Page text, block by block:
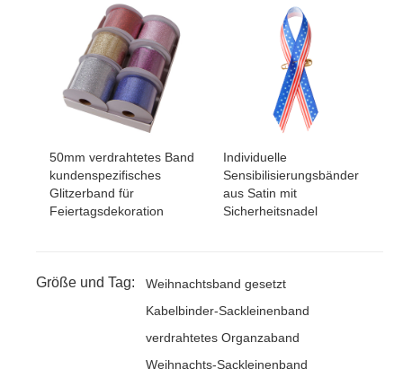
50mm verdrahtetes Band
kundenspezifisches
Glitzerband für
Feiertagsdekoration
Individuelle
Sensibilisierungsbänder
aus Satin mit
Sicherheitsnadel
Größe und Tag:
Weihnachtsband gesetzt
Kabelbinder-Sackleinenband
verdrahtetes Organzaband
Weihnachts-Sackleinenband